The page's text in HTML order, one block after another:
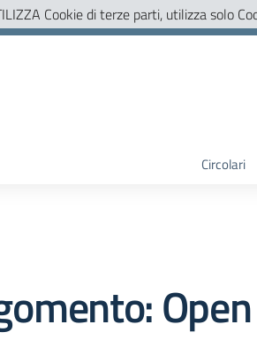
Circolari
Cookie di terze parti, utilizza solo